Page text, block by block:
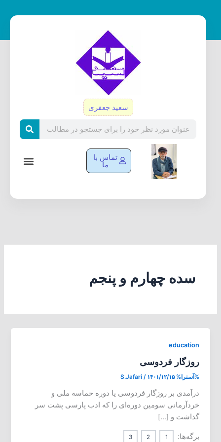
سعید جعفری
تماس با
ما
سده چهارم و پنجم
education
روزگار فردوسی
%آسترا% S.Jafari / ۱۴۰۱/۱۲/۱۵
درآمدی بر روزگار فردوسی یا دوره حماسه ملی و
خردآرمانی سومین دوره‌ای را که ادب پارسی پشت سر
گذاشت و […]
برگه‌ها: 1
2
3